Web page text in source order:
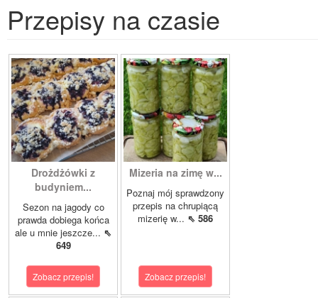
Przepisy na czasie
Drożdżówki z
budyniem...
Sezon na jagody co
prawda dobiega końca
ale u mnie jeszcze... ⇖
649
Zobacz przepis!
Mizeria na zimę w...
Poznaj mój sprawdzony
przepis na chrupiącą
mizerię w... ⇖ 586
Zobacz przepis!